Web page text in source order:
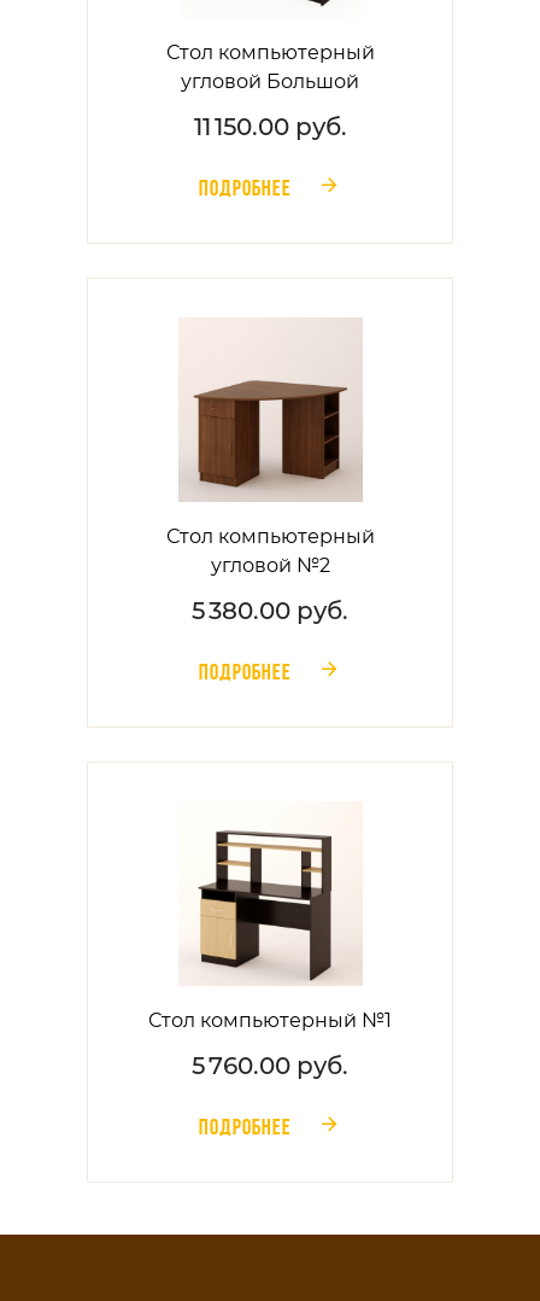
Стол компьютерный
угловой Большой
11 150.00 руб.
ПОДРОБНЕЕ 󰁔
Стол компьютерный
угловой №2
5 380.00 руб.
ПОДРОБНЕЕ 󰁔
Стол компьютерный №1
5 760.00 руб.
ПОДРОБНЕЕ 󰁔